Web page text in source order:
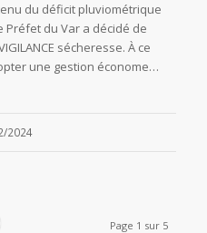
du déficit pluviométrique
du Var a décidé de
sécheresse. À ce
une gestion économe…
2024
Page 1 sur 5